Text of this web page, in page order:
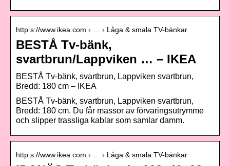
http s://www.ikea.com › … › Låga & smala TV-bänkar
BESTÅ Tv-bänk,
svartbrun/Lappviken … – IKEA
BESTÅ Tv-bänk, svartbrun, Lappviken svartbrun,
Bredd: 180 cm – IKEA
BESTÅ Tv-bänk, svartbrun, Lappviken svartbrun,
Bredd: 180 cm. Du får massor av förvaringsutrymme
och slipper trassliga kablar som samlar damm.
http s://www.ikea.com › … › Låga & smala TV-bänkar